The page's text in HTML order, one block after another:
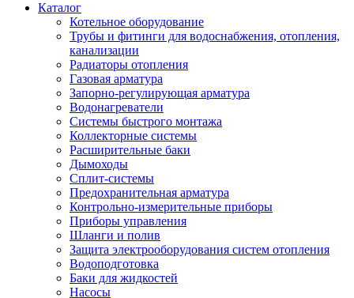
Каталог
Котельное оборудование
Трубы и фитинги для водоснабжения, отопления,
канализации
Радиаторы отопления
Газовая арматура
Запорно-регулирующая арматура
Водонагреватели
Системы быстрого монтажа
Коллекторные системы
Расширительные баки
Дымоходы
Сплит-системы
Предохранительная арматура
Контрольно-измерительные приборы
Приборы управления
Шланги и полив
Защита электрооборудования систем отопления
Водоподготовка
Баки для жидкостей
Насосы